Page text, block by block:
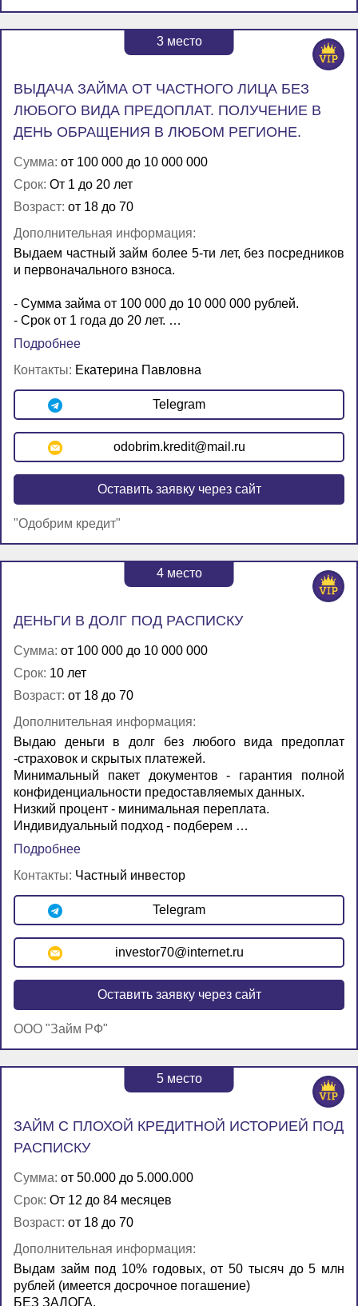
3место
ВЫДАЧА ЗАЙМА ОТ ЧАСТНОГО ЛИЦА БЕЗ
ЛЮБОГО ВИДА ПРЕДОПЛАТ. ПОЛУЧЕНИЕ В
ДЕНЬ ОБРАЩЕНИЯ В ЛЮБОМ РЕГИОНЕ.
Сумма: от 100 000 до 10 000 000
Срок: От 1 до 20 лет
Возраст: от 18 до 70
Дополнительная информация:
Выдаем частный займ более 5-ти лет, без посредников
и первоначального взноса.
- Сумма займа от 100 000 до 10 000 000 рублей.
- Срок от 1 года до 20 лет. …
Подробнее
Контакты: Екатерина Павловна
Telegram
odobrim.kredit@mail.ru
Оставить заявку через сайт
"Одобрим кредит"
4место
ДЕНЬГИ В ДОЛГ ПОД РАСПИСКУ
Сумма: от 100 000 до 10 000 000
Срок: 10 лет
Возраст: от 18 до 70
Дополнительная информация:
Выдаю деньги в долг без любого вида предоплат
-страховок и скрытых платежей.
Минимальный пакет документов - гарантия полной
конфиденциальности предоставляемых данных.
Низкий процент - минимальная переплата.
Индивидуальный подход - подберем …
Подробнее
Контакты: Частный инвестор
Telegram
investor70@internet.ru
Оставить заявку через сайт
ООО "Займ РФ"
5место
ЗАЙМ С ПЛОХОЙ КРЕДИТНОЙ ИСТОРИЕЙ ПОД
РАСПИСКУ
Сумма: от 50.000 до 5.000.000
Срок: От 12 до 84 месяцев
Возраст: от 18 до 70
Дополнительная информация:
Выдам займ под 10% годовых, от 50 тысяч до 5 млн
рублей (имеется досрочное погашение)
БЕЗ ЗАЛОГА.